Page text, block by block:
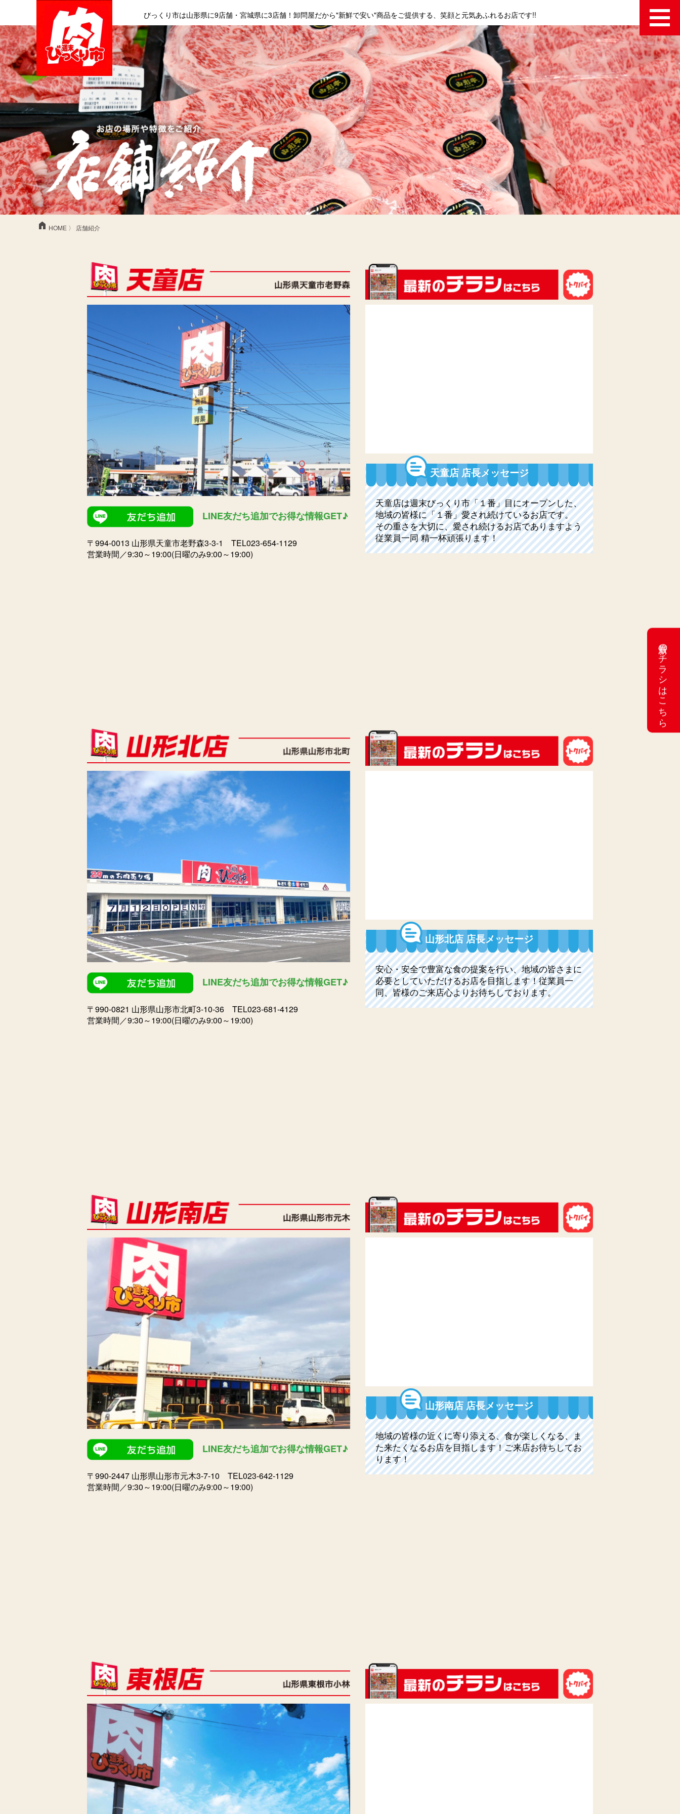
びっくり市は山形県に9店舗・宮城県に3店舗！卸問屋だから"新鮮で安い"商品をご提供する、笑顔と元気あふれるお店です!!
最新のチラシはこちら
home HOME 〉 店舗紹介
LINE友だち追加でお得な情報GET♪
〒994-0013 山形県天童市老野森3-3-1 TEL023-654-1129
営業時間／9:30～19:00(日曜のみ9:00～19:00)
天童店 店長メッセージ
天童店は週末びっくり市「１番」目にオープンした、
地域の皆様に「１番」愛され続けているお店です。
その重さを大切に、愛され続けるお店でありますよう
従業員一同 精一杯頑張ります！
LINE友だち追加でお得な情報GET♪
〒990-0821 山形県山形市北町3-10-36 TEL023-681-4129
営業時間／9:30～19:00(日曜のみ9:00～19:00)
山形北店 店長メッセージ
安心・安全で豊富な食の提案を行い、地域の皆さまに
必要としていただけるお店を目指します！従業員一
同、皆様のご来店心よりお待ちしております。
LINE友だち追加でお得な情報GET♪
〒990-2447 山形県山形市元木3-7-10 TEL023-642-1129
営業時間／9:30～19:00(日曜のみ9:00～19:00)
山形南店 店長メッセージ
地域の皆様の近くに寄り添える、食が楽しくなる、ま
た来たくなるお店を目指します！ご来店お待ちしてお
ります！